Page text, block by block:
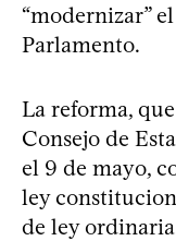
“modernizar”
Parlamento.
La reforma,
Consejo de
el 9 de mayo,
ley
de ley